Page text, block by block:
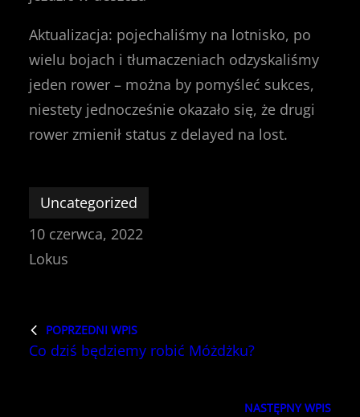
Aktualizacja: pojechaliśmy na lotnisko, po
wielu bojach i tłumaczeniach odzyskaliśmy
jeden rower – można by pomyśleć sukces,
niestety jednocześnie okazało się, że drugi
rower zmienił status z delayed na lost.
Uncategorized
10 czerwca, 2022
Lokus
POPRZEDNI WPIS
Co dziś będziemy robić Móżdżku?
NASTĘPNY WPIS